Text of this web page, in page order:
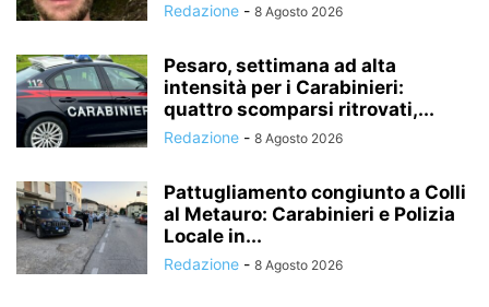
Redazione - 8 Agosto 2026
Pesaro, settimana ad alta
intensità per i Carabinieri:
quattro scomparsi ritrovati,...
Redazione - 8 Agosto 2026
Pattugliamento congiunto a Colli
al Metauro: Carabinieri e Polizia
Locale in...
Redazione - 8 Agosto 2026